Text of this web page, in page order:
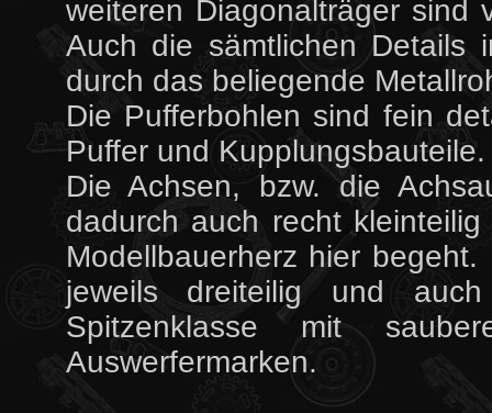
weiteren Diagonalträger sind
Auch die sämtlichen Details
durch das beliegende
Die Pufferbohlen sind fein
Puffer und Kupplungsbauteile.
Die Achsen, bzw. die
dadurch auch recht
Modellbauerherz hier
jeweils dreiteilig und
Spitzenklasse mit
Auswerfermarken.